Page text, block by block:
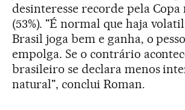
desinteresse recorde pela Copa
(53%). "É normal que haja
Brasil joga bem e ganha, o
empolga. Se o contrário
brasileiro se declara menos
natural", conclui Roman.